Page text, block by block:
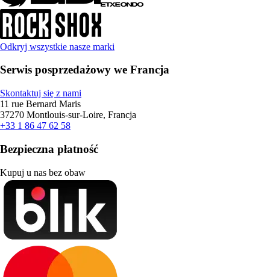
Odkryj wszystkie nasze marki
Serwis posprzedażowy we Francja
Skontaktuj się z nami
11 rue Bernard Maris
37270 Montlouis-sur-Loire, Francja
+33 1 86 47 62 58
Bezpieczna płatność
Kupuj u nas bez obaw